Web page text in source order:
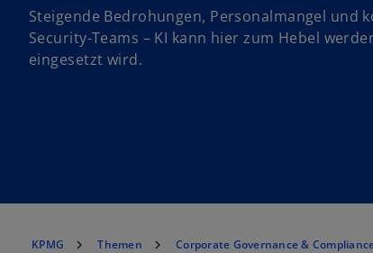
Steigende Bedrohungen, Personalmangel und
Security-Teams – KI kann hier zum Hebel
eingesetzt wird.
KPMG Themen Corporate Governance &